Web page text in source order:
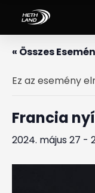
« Összes
Ez az esemény
Francia
2024. május 27 -